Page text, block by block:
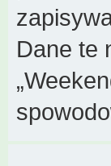
Dane te